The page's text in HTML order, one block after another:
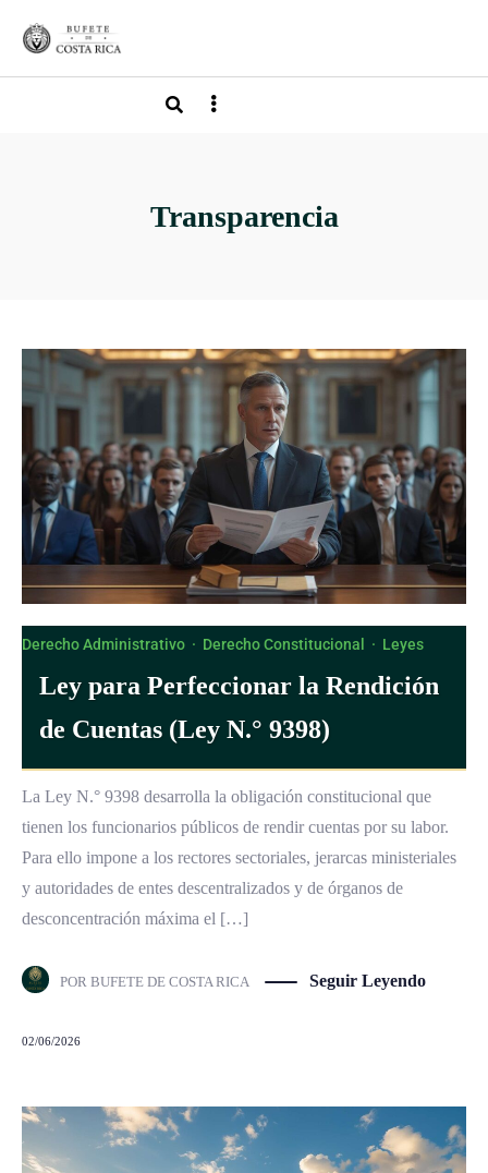
Transparencia
Derecho Administrativo · Derecho Constitucional · Leyes
Ley para Perfeccionar la Rendición
de Cuentas (Ley N.° 9398)
La Ley N.° 9398 desarrolla la obligación constitucional que
tienen los funcionarios públicos de rendir cuentas por su labor.
Para ello impone a los rectores sectoriales, jerarcas ministeriales
y autoridades de entes descentralizados y de órganos de
desconcentración máxima el […]
POR BUFETE DE COSTA RICA Seguir Leyendo
02/06/2026